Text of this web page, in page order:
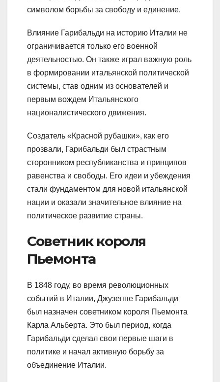
символом борьбы за свободу и единение.
Влияние Гарибальди на историю Италии не
ограничивается только его военной
деятельностью. Он также играл важную роль
в формировании итальянской политической
системы, став одним из основателей и
первым вождем Итальянского
националистического движения.
Создатель «Красной рубашки», как его
прозвали, Гарибальди был страстным
сторонником республиканства и принципов
равенства и свободы. Его идеи и убеждения
стали фундаментом для новой итальянской
нации и оказали значительное влияние на
политическое развитие страны.
Советник короля
Пьемонта
В 1848 году, во время революционных
событий в Италии, Джузеппе Гарибальди
был назначен советником короля Пьемонта
Карла Альберта. Это был период, когда
Гарибальди сделал свои первые шаги в
политике и начал активную борьбу за
объединение Италии.